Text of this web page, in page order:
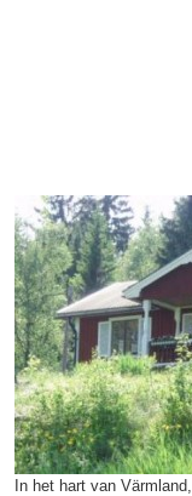
In het hart van